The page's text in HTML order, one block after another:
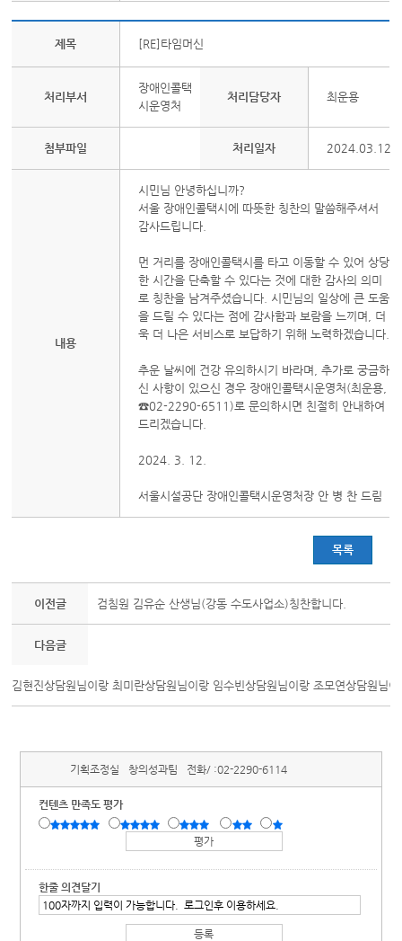
제목 [RE]타임머신
처리부서
장애인콜택
시운영처
처리담당자 최운용
첨부파일 처리일자 2024.03.12
내용
시민님 안녕하십니까?
서울 장애인콜택시에 따뜻한 칭찬의 말씀해주셔서
감사드립니다.
먼 거리를 장애인콜택시를 타고 이동할 수 있어 상당
한 시간을 단축할 수 있다는 것에 대한 감사의 의미
로 칭찬을 남겨주셨습니다. 시민님의 일상에 큰 도움
을 드릴 수 있다는 점에 감사함과 보람을 느끼며, 더
욱 더 나은 서비스로 보답하기 위해 노력하겠습니다.
추운 날씨에 건강 유의하시기 바라며, 추가로 궁금하
신 사항이 있으신 경우 장애인콜택시운영처(최운용,
☎02-2290-6511)로 문의하시면 친절히 안내하여
드리겠습니다.
2024. 3. 12.
서울시설공단 장애인콜택시운영처장 안 병 찬 드림
목록
이전글 검침원 김유순 산생님(강동 수도사업소)칭찬합니다.
다음글
김현진상담원님이랑 최미란상담원님이랑 임수빈상담원님이랑 조모연상담원님
기획조정실 창의성과팀 전화/ :02-2290-6114
컨텐츠 만족도 평가
한줄 의견달기